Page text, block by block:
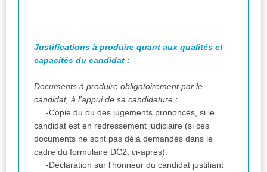
Justifications à produire quant aux qualités et
capacités du candidat :
Documents à produire obligatoirement par le
candidat, à l'appui de sa candidature :
-Copie du ou des jugements prononcés, si le
candidat est en redressement judiciaire (si ces
documents ne sont pas déjà demandés dans le
cadre du formulaire DC2, ci-après).
-Déclaration sur l'honneur du candidat justifiant